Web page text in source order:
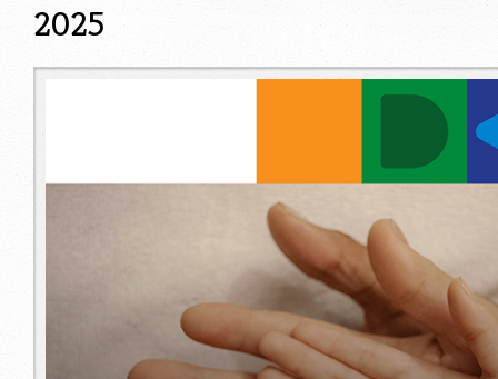
2025
embarazo_web.png